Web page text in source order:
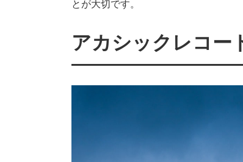
とが大切です。
アカシックレコー